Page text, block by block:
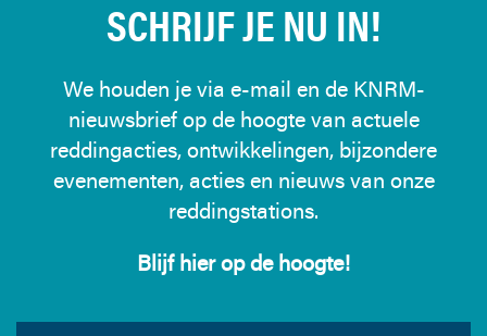
SCHRIJF JE NU IN!
We houden je via e-mail en de KNRM-
nieuwsbrief op de hoogte van actuele
reddingacties, ontwikkelingen, bijzondere
evenementen, acties en nieuws van onze
reddingstations.
Blijf hier op de hoogte!